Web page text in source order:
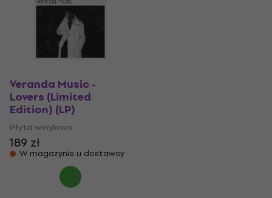
Veranda Music -
Lovers (Limited
Edition) (LP)
Płyta winylowa
189 zł
W magazynie u dostawcy